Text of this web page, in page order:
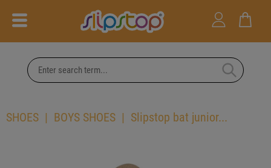
SHOES BOYS SHOES Slipstop bat junior...